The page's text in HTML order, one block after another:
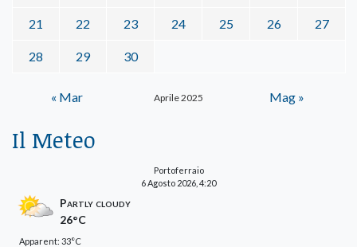
Aprile 2025
21 22 23 24 25 26 27
28 29 30
« Mar Mag »
Il Meteo
Portoferraio
6 Agosto 2026, 4:20
Partly cloudy
26°C
Apparent: 33°C